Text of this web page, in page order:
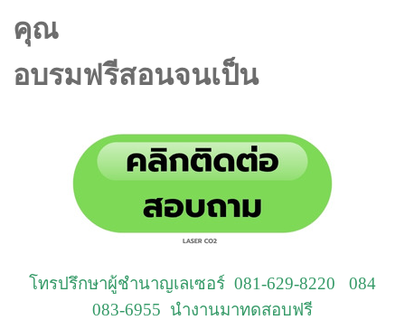
คุณ
อบรมฟรีสอนจนเป็น
โทรปรึกษาผู้ชำนาญเลเซอร์ 081-629-8220 084
083-6955 นำงานมาทดสอบฟรี